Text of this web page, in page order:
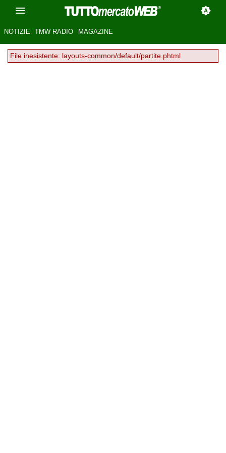
NOTIZIE TMW RADIO MAGAZINE
File inesistente: layouts-common/default/partite.phtml